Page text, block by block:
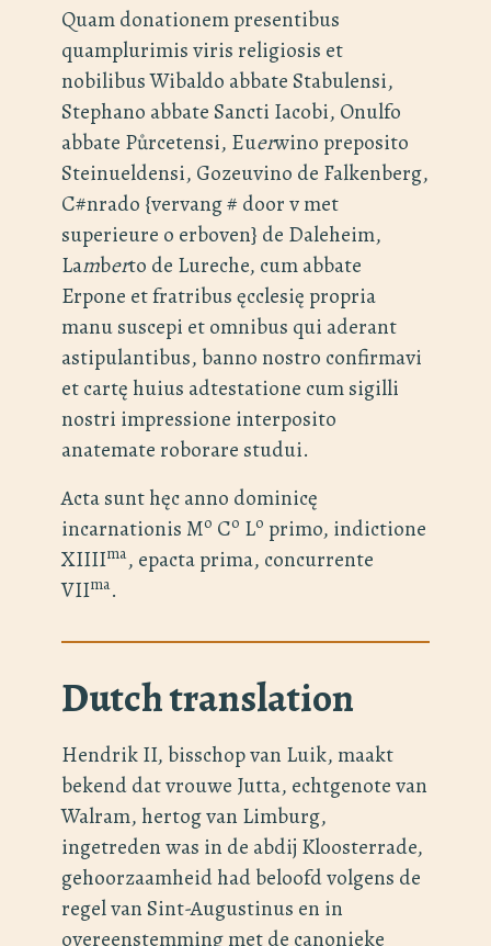
Quam donationem presentibus
quamplurimis viris religiosis et
nobilibus Wibaldo abbate Stabulensi,
Stephano abbate Sancti Iacobi, Onulfo
abbate Půrcetensi, Euerwino preposito
Steinueldensi, Gozeuvino de Falkenberg,
C#nrado {vervang # door v met
superieure o erboven} de Daleheim,
Lamberto de Lureche, cum abbate
Erpone et fratribus ęcclesię propria
manu suscepi et omnibus qui aderant
astipulantibus, banno nostro confirmavi
et cartę huius adtestatione cum sigilli
nostri impressione interposito
anatemate roborare studui.
Acta sunt hęc anno dominicę
incarnationis Mo Co Lo primo, indictione
XIIIIma, epacta prima, concurrente
VIIma.
Dutch translation
Hendrik II, bisschop van Luik, maakt
bekend dat vrouwe Jutta, echtgenote van
Walram, hertog van Limburg,
ingetreden was in de abdij Kloosterrade,
gehoorzaamheid had beloofd volgens de
regel van Sint-Augustinus en in
overeenstemming met de canonieke